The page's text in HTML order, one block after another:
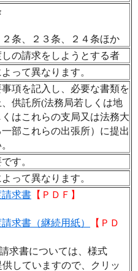
２条、２３条
２４条ほか
の請求をしようとする者
って異なります。
項を記入し
必要な書類を
供託所(法務局若しくは地
はこれらの支局又は法務大
部これらの出張所）に提出
す。
って異なります。
求書 【ＰＤＦ】
求書（継続用紙）
【ＰＤ
求書については
様式
供していますので
クリッ